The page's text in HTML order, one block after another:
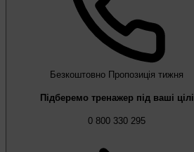
Безкоштовно Пропозиція тижня
Підберемо тренажер під ваші цілі
0 800 330 295